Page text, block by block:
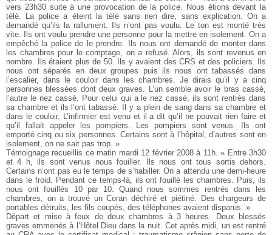
vers 23h30 suite à une provocation de la police. Nous étions devant la
télé. La police a éteint la télé sans rien dire, sans explication. On a
demandé qu’ils la rallument. Ils n’ont pas voulu. Le ton est monté très
vite. Ils ont voulu prendre une personne pour la mettre en isolement. On a
empêché la police de le prendre. Ils nous ont demandé de monter dans
les chambres pour le comptage, on a refusé. Alors, ils sont revenus en
nombre. Ils étaient plus de 50. Ils y avaient des CRS et des policiers. Ils
nous ont séparés en deux groupes puis ils nous ont tabassés dans
l’escalier, dans le couloir dans les chambres. Je dirais qu’il y a cinq
personnes blessées dont deux graves. L’un semble avoir le bras cassé,
l’autre le nez cassé. Pour celui qui a le nez cassé, ils sont rentrés dans
sa chambre et ils l’ont tabassé. Il y a plein de sang dans sa chambre et
dans le couloir. L’infirmier est venu et il a dit qu’il ne pouvait rien faire et
qu’il fallait appeler les pompiers. Les pompiers sont venus. Ils ont
emporté cinq ou six personnes. Certains sont à l’hôpital, d’autres sont en
isolement, on ne sait pas trop. »
Témoignage recueillis ce matin mardi 12 février 2008 à 11h. « Entre 3h30
et 4 h, ils sont venus nous fouiller. Ils nous ont tous sortis dehors.
Certains n’ont pas eu le temps de s’habiller. On a attendu une demi-heure
dans le froid. Pendant ce temps-là, ils ont fouillé les chambres. Puis, ils
nous ont fouillés 10 par 10. Quand nous sommes rentrés dans les
chambres, on a trouvé un Coran déchiré et piétiné. Des chargeurs de
portables détruits, les fils coupés, des téléphones avaient disparus. »
Départ et mise à feux de deux chambres à 3 heures. Deux blessés
graves emmenés à l’Hôtel Dieu dans la nuit. Cet après midi, un est rentré